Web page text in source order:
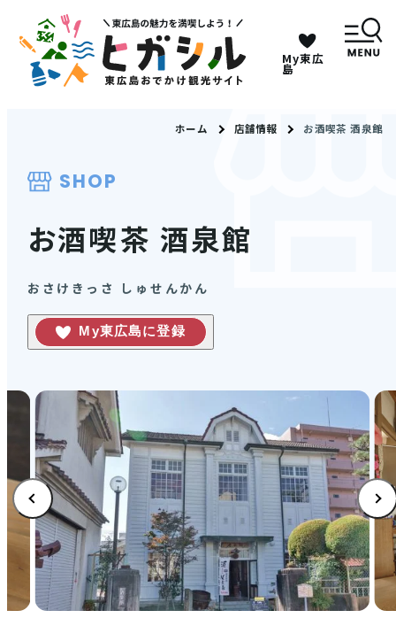
My東広
島
ホーム 店舗情報 お酒喫茶 酒泉館
SHOP
お酒喫茶 酒泉館
おさけきっさ しゅせんかん
My東広島に登録
キーワードは2つまで、30文字以内で検索してくだ
さい。
メニュー
イベント情報
店舗情報
体験・ガイド
モデルコース